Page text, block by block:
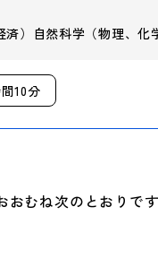
）自然科学（物理、化
10分
むね次のとおりです